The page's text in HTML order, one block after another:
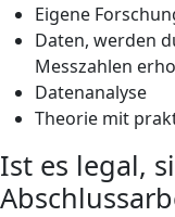
Eigene
Daten, werden
Messzahlen
Datenanalyse
Theorie mit
Ist es legal,